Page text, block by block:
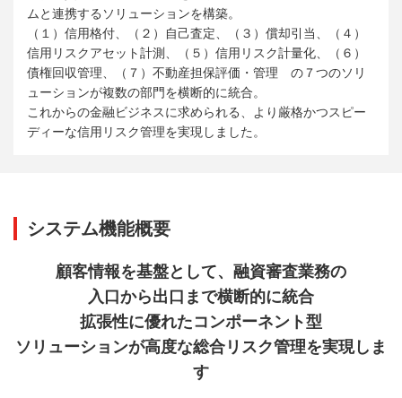
ムと連携するソリューションを構築。
（１）信用格付、（２）自己査定、（３）償却引当、（４）
信用リスクアセット計測、（５）信用リスク計量化、（６）
債権回収管理、（７）不動産担保評価・管理 の７つのソリ
ューションが複数の部門を横断的に統合。
これからの金融ビジネスに求められる、より厳格かつスピー
ディーな信用リスク管理を実現しました。
システム機能概要
顧客情報を基盤として、融資審査業務の
入口から出口まで横断的に統合
拡張性に優れたコンポーネント型
ソリューションが高度な総合リスク管理を実現しま
す